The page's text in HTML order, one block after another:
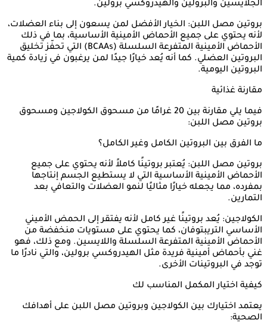
الجلايسين والبرولين والهيدروكسي برولين.
بروتين مصل اللبن: الخيار الأفضل لمن يسعون إلى بناء العضلات،
لأنه يحتوي على جميع الأحماض الأمينية الأساسية، بما في ذلك
الأحماض الأمينية المتفرعة السلسلة (BCAAs) التي تحفّز تخليق
البروتين العضلي. كما أنه يُعد خيارًا جيدًا لمن يرغبون في زيادة كمية
البروتين اليومية.
مقارنة غذائية
فيما يلي مقارنة بين 20 غرامًا من مسحوق الكولاجين ومسحوق
بروتين مصل اللبن:
ما الفرق بين البروتين الكامل وغير الكامل؟
بروتين مصل اللبن: يُعتبر بروتينًا كاملاً لأنه يحتوي على جميع
الأحماض الأمينية الأساسية التي لا يستطيع الجسم إنتاجها
بمفرده، مما يجعله خيارًا مثاليًا لنمو العضلات والتعافي بعد
التمارين.
الكولاجين: يُعد بروتينًا غير كامل لأنه يفتقر إلى الحمض الأميني
الأساسي التريبتوفان، كما يحتوي على مستويات منخفضة من
الأحماض الأمينية المتفرعة السلسلة واللايسين. ومع ذلك، فهو
غني بأحماض أمينية فريدة مثل الهيدروكسي برولين، والتي نادرًا ما
توجد في البروتينات الأخرى.
كيفية اختيار المكمل المناسب لك
يعتمد اختيارك بين الكولاجين وبروتين مصل اللبن على أهدافك
الصحية: